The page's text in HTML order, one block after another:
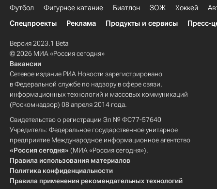
Футбол Фигурное катание Биатлон ЗОЖ Хоккей
Спецпроекты
Реклама Продукты и сервисы Пресс-
Версия 2023.1 Beta
© 2026 МИА «Россия сегодня»
Вакансии
Сетевое издание РИА Новости зарегистрировано
в Федеральной службе по надзору в сфере связи,
информационных технологий и массовых коммуникаций
(Роскомнадзор) 08 апреля 2014 года.
Свидетельство о регистрации Эл № ФС77-57640
Учредитель: Федеральное государственное унитарное
предприятие Международное информационное агентство
«Россия сегодня» (МИА «Россия сегодня»).
Правила использования материалов
Политика конфиденциальности
Правила применения рекомендательных технологий